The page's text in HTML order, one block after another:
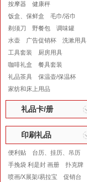
按摩器
健康秤
饭盒、保鲜盒
毛巾/浴巾
剃须刀
野餐包
调味罐
水壶
广告促销杯
洗漱用具
工具套装
厨房用具
咖啡礼盒
餐具套装
礼品茶具
保温壶/保温杯
家纺和床上用品
礼品卡/册
印刷礼品
便利贴
台历、挂历、吊历
手挽袋 利是封 画册
扑克牌
喷画/X展架/易拉宝
促销台